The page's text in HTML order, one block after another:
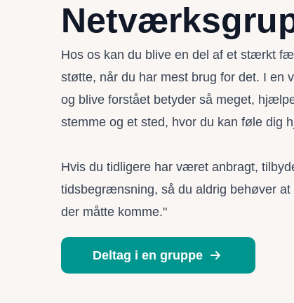
Hos os kan du blive en del af et stærkt
støtte, når du har mest brug for det. I en
og blive forstået betyder så meget,
stemme og et sted, hvor du kan føle dig
Hvis du tidligere har været anbragt,
tidsbegrænsning, så du aldrig behøver at
der måtte komme."
Deltag i en gruppe